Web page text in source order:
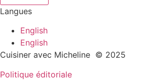
Langues
English
English
Cuisiner avec Micheline © 2025
Politique éditoriale